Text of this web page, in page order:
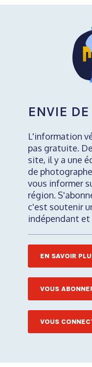
ENVIE
L'information
pas gratuite.
site, il y a une
de
vous informer
région.
c'est soutenir
indépendant et
EN SAVOIR
VOUS
VOUS